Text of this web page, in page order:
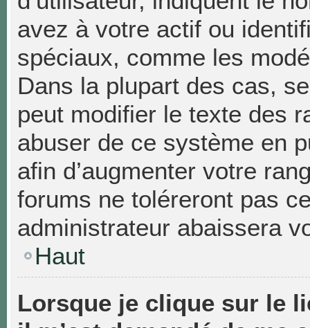
avez à votre actif ou
spéciaux, comme les
Dans la plupart des cas,
peut modifier le texte des
abuser de ce système en
afin d’augmenter votre
forums ne toléreront pas
administrateur abaissera
Haut
Lorsque je clique sur le